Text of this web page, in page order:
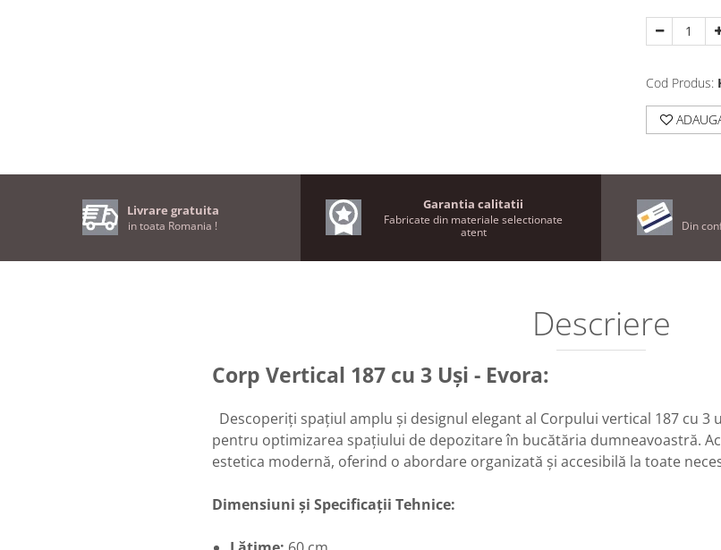
Cod Produs:
Livrare gratuita
in toata Romania !
Garantia calitatii
Fabricate din materiale selectionate
atent
Din
Descriere
Corp Vertical 187 cu 3 Uși - Evora:
Descoperiți spațiul amplu și designul elegant al Corpului vertical 187 cu 3
pentru optimizarea spațiului de depozitare în bucătăria dumneavoastră.
estetica modernă, oferind o abordare organizată și accesibilă la toate
Dimensiuni și Specificații Tehnice: